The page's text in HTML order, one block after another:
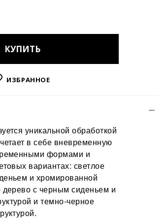
КУПИТЬ
ИЗБРАННОЕ
уникальной обработкой
в себе вневременную
формами и
вариантах: светлое
и хромированной
дерево с черным сиденьем и
и темно-черное